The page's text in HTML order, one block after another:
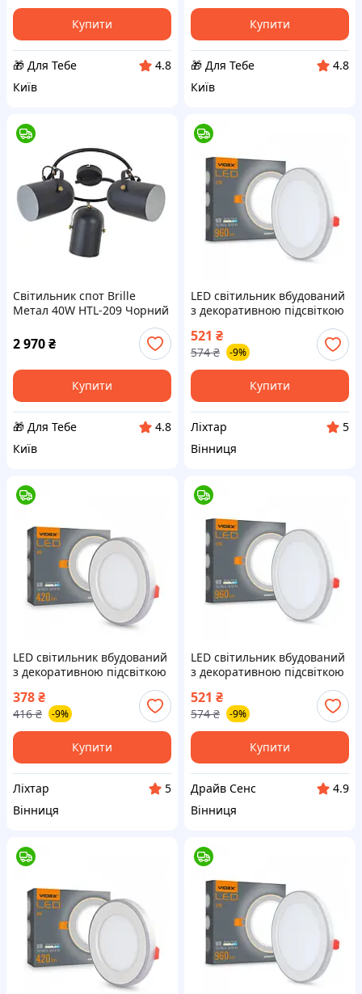
Купити
🎁 Для Тебе
4.8
Київ
Купити
🎁 Для Тебе
4.8
Київ
Світильник спот Brille
Метал 40W HTL-209 Чорний
2 970₴
Купити
🎁 Для Тебе
4.8
Київ
LED світильник вбудований
з декоративною підсвіткою
5000K+2700K 220V [VL-D-
liht]
521 ₴
574 ₴ -9%
Купити
Ліхтар
5
Вінниця
LED світильник вбудований
з декоративною підсвіткою
5000K+2700K 220V [VL-D-
liht]
378₴
416 ₴ -9%
Купити
Ліхтар
5
Вінниця
LED світильник вбудований
з декоративною підсвіткою
5000K+2700K 220V VL-D-DS
521 ₴
574 ₴ -9%
Купити
Драйв Сенс
4.9
Вінниця